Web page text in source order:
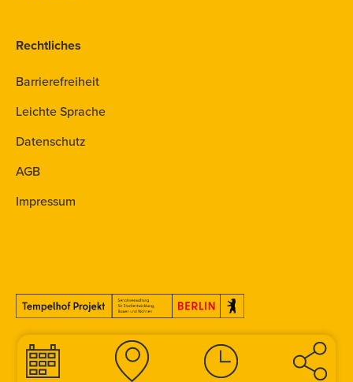
Rechtliches
Barrierefreiheit
Leichte Sprache
Datenschutz
AGB
Impressum